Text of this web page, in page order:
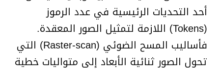
أحد التحديات الرئيسية في عدد الرموز
(Tokens) اللازمة لتمثيل الصور المعقدة.
فأساليب المسح الضوئي (Raster-scan) التي
تحول الصور ثنائية الأبعاد إلى متواليات خطية